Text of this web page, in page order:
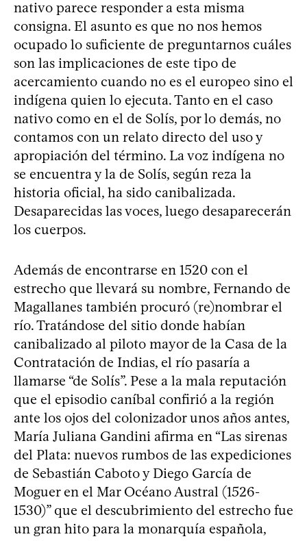
nativo parece responder a esta misma
consigna. El asunto es que no nos hemos
ocupado lo suficiente de preguntarnos cuáles
son las implicaciones de este tipo de
acercamiento cuando no es el europeo sino el
indígena quien lo ejecuta. Tanto en el caso
nativo como en el de Solís, por lo demás, no
contamos con un relato directo del uso y
apropiación del término. La voz indígena no
se encuentra y la de Solís, según reza la
historia oficial, ha sido canibalizada.
Desaparecidas las voces, luego desaparecerán
los cuerpos.
Además de encontrarse en 1520 con el
estrecho que llevará su nombre, Fernando de
Magallanes también procuró (re)nombrar el
río. Tratándose del sitio donde habían
canibalizado al piloto mayor de la Casa de la
Contratación de Indias, el río pasaría a
llamarse “de Solís”. Pese a la mala reputación
que el episodio caníbal confirió a la región
ante los ojos del colonizador unos años antes,
María Juliana Gandini afirma en “Las sirenas
del Plata: nuevos rumbos de las expediciones
de Sebastián Caboto y Diego García de
Moguer en el Mar Océano Austral (1526-
1530)” que el descubrimiento del estrecho fue
un gran hito para la monarquía española,